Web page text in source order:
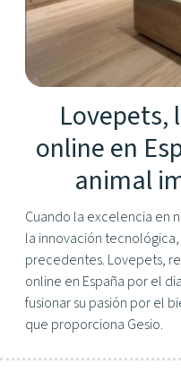
Lovepets,
online en
animal
Cuando la excelencia en
la innovación tecnológica,
precedentes. Lovepets,
online en España por el
fusionar su pasión por el
que proporciona Gesio.